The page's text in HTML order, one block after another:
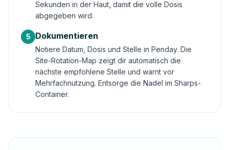
Sekunden in der Haut, damit die volle Dosis
abgegeben wird.
5 Dokumentieren
Notiere Datum, Dosis und Stelle in Penday. Die
Site-Rotation-Map zeigt dir automatisch die
nächste empfohlene Stelle und warnt vor
Mehrfachnutzung. Entsorge die Nadel im Sharps-
Container.